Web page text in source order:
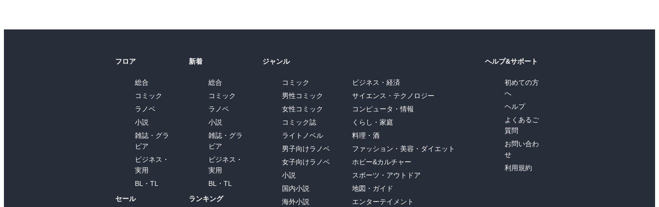
フロア
総合
コミック
ラノベ
小説
雑誌・グラ
ビア
ビジネス・
実用
BL・TL
セール
新着
総合
コミック
ラノベ
小説
雑誌・グラ
ビア
ビジネス・
実用
BL・TL
ランキング
ジャンル
コミック
男性コミック
女性コミック
コミック誌
ライトノベル
男子向けラノベ
女子向けラノベ
小説
国内小説
海外小説
ビジネス・経済
サイエンス・テクノロジー
コンピュータ・情報
くらし・家庭
料理・酒
ファッション・美容・ダイエット
ホビー&カルチャー
スポーツ・アウトドア
地図・ガイド
エンターテイメント
ヘルプ&サポート
初めての方
へ
ヘルプ
よくあるご
質問
お問い合わ
せ
利用規約